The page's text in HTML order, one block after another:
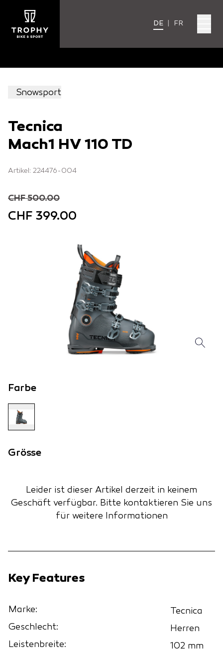
DE FR
Snowsport
Tecnica
Mach1 HV 110 TD
Artikel: 224476-004
CHF 500.00
CHF 399.00
Farbe
Grösse
Leider ist dieser Artikel derzeit in keinem
Geschäft verfügbar. Bitte kontaktieren Sie uns
für weitere Informationen
Key Features
Marke:
Tecnica
Geschlecht:
Herren
Leistenbreite:
102 mm